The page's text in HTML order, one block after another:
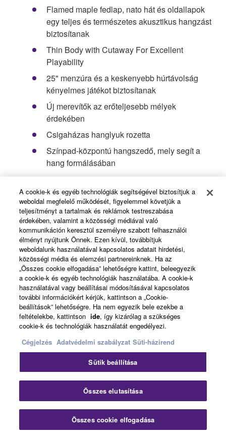
Flamed maple fedlap, nato hát és oldallapok
egy teljes és természetes akusztikus hangzást
biztosítanak
Thin Body with Cutaway For Excellent
Playability
25" menzúra és a keskenyebb húrtávolság
kényelmes játékot biztosítanak
Új merevítők az erőteljesebb mélyek
érdekében
Csigaházas hanglyuk rozetta
Színpad-központú hangszedő, mely segít a
hang formálásában
Product Registration
APX600
A cookie-k és egyéb technológiák segítségével biztosítjuk a
weboldal megfelelő működését, figyelemmel követjük a
teljesítményt a tartalmak és reklámok testreszabása
érdekében, valamint a közösségi médiával való
kommunikáción keresztül személyre szabott felhasználói
élményt nyújtunk Önnek. Ezen kívül, továbbítjuk
weboldalunk használatával kapcsolatos adatait hirdetési,
közösségi média és elemzési partnereinknek. Ha az
„Összes cookie elfogadása” lehetőségre kattint, beleegyezik
a cookie-k és egyéb technológiák használatába. A cookie-k
használatával vagy beállításai módosításával kapcsolatos
további információkért kérjük, kattintson a „Cookie-
beállítások” lehetőségre. Ha nem egyezik bele ezekbe a
feltételekbe, kattintson ide, így kizárólag a szükséges
cookie-k és technológiák használatát engedélyezi.
Cégjelzés Adatvédelmi szabályzat Süti-házirend
Sütik beállítása
Összes elutasítása
Összes cookie elfogadása